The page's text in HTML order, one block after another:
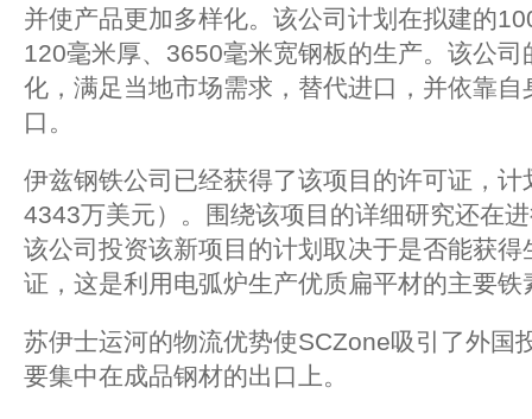
并使产品更加多样化。该公司计划在拟建的
120毫米厚、3650毫米宽钢板的生产。该公
化，满足当地市场需求，替代进口，并依靠
口。
伊兹钢铁公司已经获得了该项目的许可证，
4343万美元）。围绕该项目的详细研究还在
该公司投资该新项目的计划取决于是否能获
证，这是利用电弧炉生产优质扁平材的主要铁
苏伊士运河的物流优势使SCZone吸引了外国
要集中在成品钢材的出口上。